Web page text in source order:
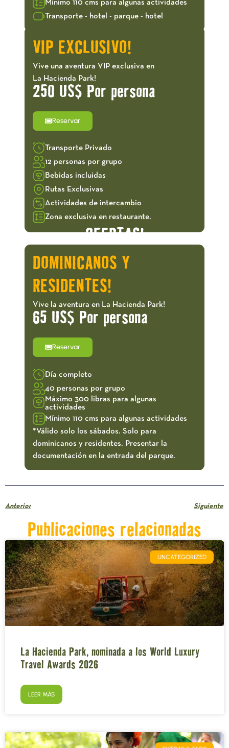
Mínimo 110 cms para algunas actividades
Transporte - hotel - parque - hotel
VIP EXCLUSIVO!
Vive una aventura VIP exclusiva en
La Hacienda Park!
250 US$ Por persona
Reservar
Transporte Privado
12 personas por grupo
Bebidas incluidas
Rutas Exclusivas
Actividades de intercambio
Zona exclusiva en restaurante.
OFERTAS!
DOMINICANOS Y
RESIDENTES!
Vive la aventura en La Hacienda Park!
65 US$ Por persona
Reservar
Día completo
40 personas por grupo
Máximo 300 libras para algunas
actividades
Mínimo 110 cms para algunas actividades
*Válido solo los sábados. Solo para
dominicanos y residentes. Presentar la
documentación en la entrada del parque.
Anterior Siguiente
Publicaciones relacionadas
UNCATEGORIZED
La Hacienda Park, nominada a los World Luxury
Travel Awards 2026
LEER MÁS